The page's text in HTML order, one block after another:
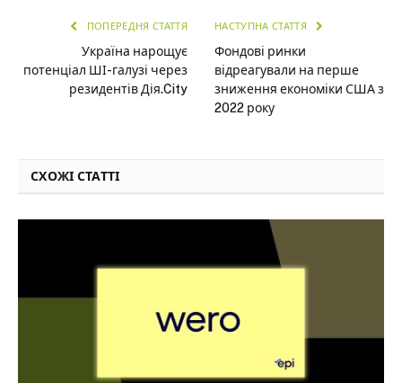
ПОПЕРЕДНЯ СТАТТЯ
Україна нарощує
потенціал ШІ-галузі через
резидентів Дія.City
НАСТУПНА СТАТТЯ
Фондові ринки
відреагували на перше
зниження економіки США з
2022 року
СХОЖІ СТАТТІ